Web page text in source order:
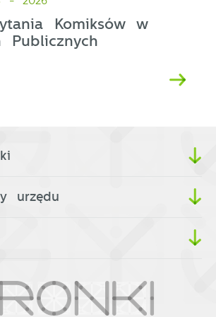
Komiksów w
Publicznych
urzędu